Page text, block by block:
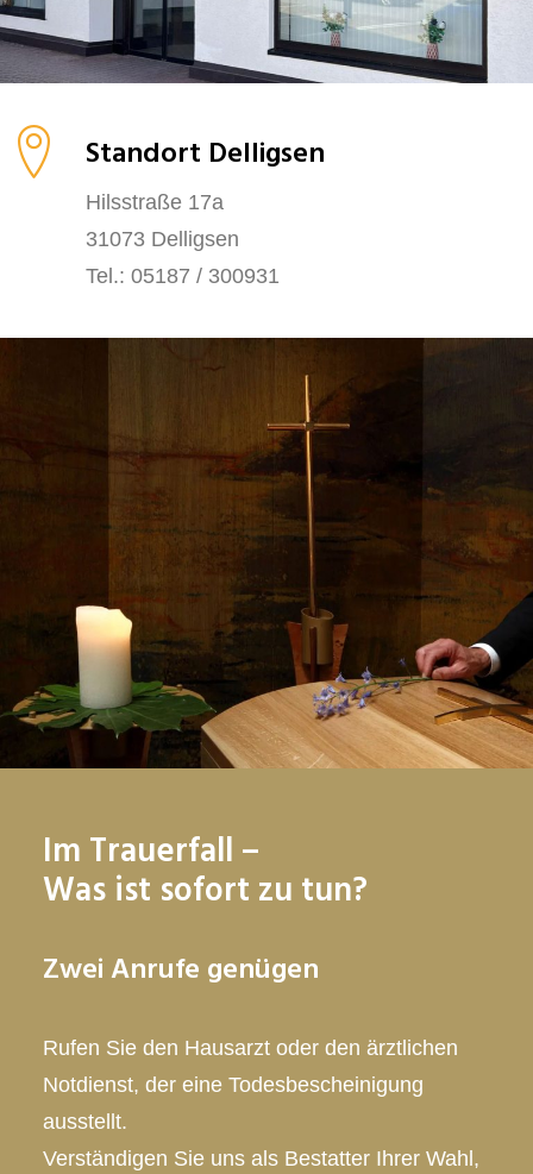
Standort Delligsen
Hilsstraße 17a
31073 Delligsen
Tel.: 05187 / 300931
Im Trauerfall –
Was ist sofort zu tun?
Zwei Anrufe genügen
Rufen Sie den Hausarzt oder den ärztlichen
Notdienst, der eine Todesbescheinigung
ausstellt.
Verständigen Sie uns als Bestatter Ihrer Wahl,